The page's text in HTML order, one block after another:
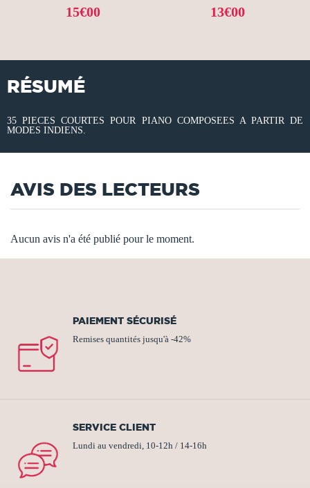
15€00 13€00
RÉSUMÉ
35 PIECES COURTES POUR PIANO COMPOSEES A PARTIR DE
MODES INDIENS.
AVIS DES LECTEURS
Aucun avis n'a été publié pour le moment.
PAIEMENT SÉCURISÉ
Remises quantités jusqu'à -42%
SERVICE CLIENT
Lundi au vendredi, 10-12h / 14-16h